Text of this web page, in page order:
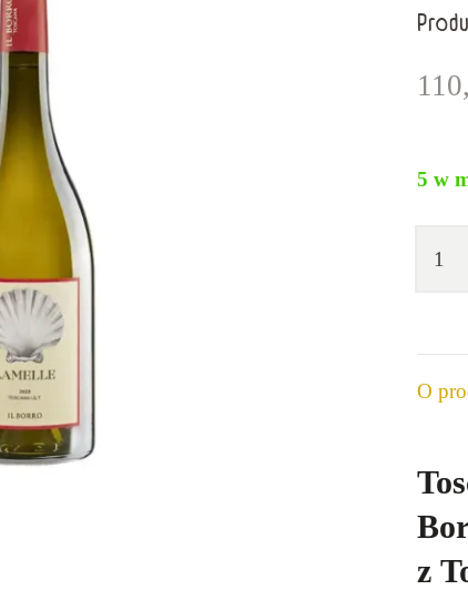
5 w
Igt
0,75l
O
z